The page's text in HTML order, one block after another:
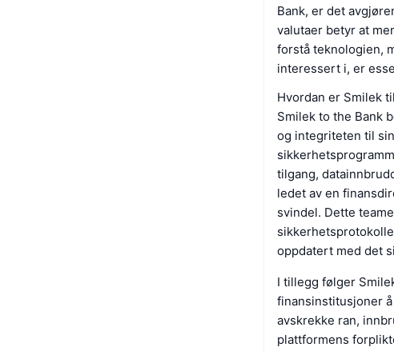
Bank, er det
valutaer betyr at
forstå teknologien,
interessert i, er
Hvordan er Smilek
Smilek to the Bank
og integriteten til
tilgang,
ledet av en
svindel. Dette
oppdatert med det
I tillegg følger
finansinstitusjoner
avskrekke ran,
plattformens